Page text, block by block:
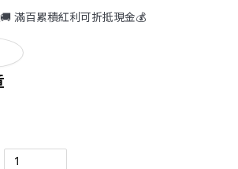
滿百累積紅利可折抵現金💰